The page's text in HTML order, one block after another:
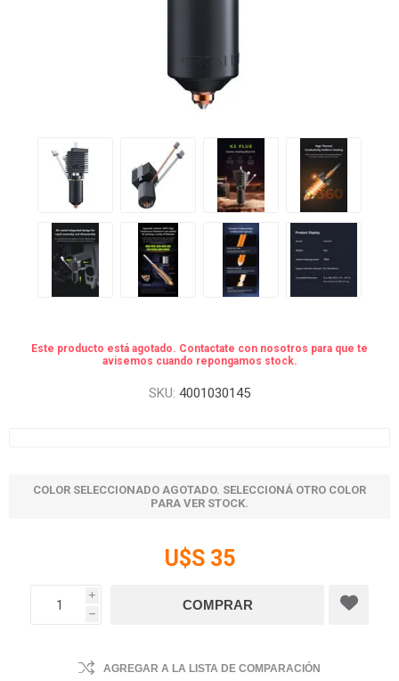
Este producto está agotado. Contactate con nosotros para que te
avisemos cuando repongamos stock.
SKU: 4001030145
COLOR SELECCIONADO AGOTADO. SELECCIONÁ OTRO COLOR
PARA VER STOCK.
U$S 35
i
h
AGREGAR A LA LISTA DE COMPARACIÓN